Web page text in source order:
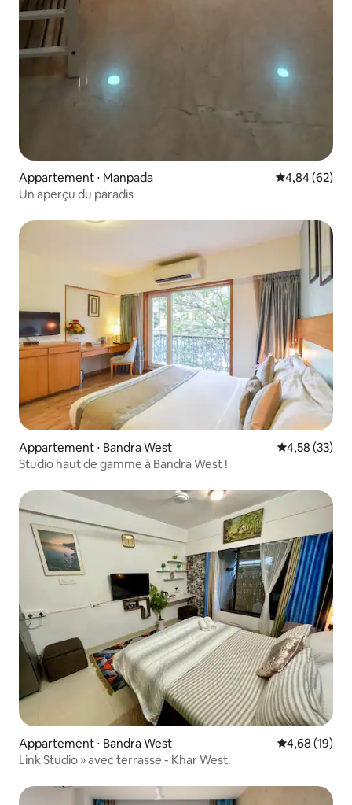
Appartement ⋅ Manpada Évaluation
4,84 (62)
Un aperçu du paradis
Appartement ⋅ Bandra West Évaluation
4,58 (33)
Studio haut de gamme à Bandra West !
Appartement ⋅ Bandra West Évaluation
4,68 (19)
Link Studio » avec terrasse - Khar West.